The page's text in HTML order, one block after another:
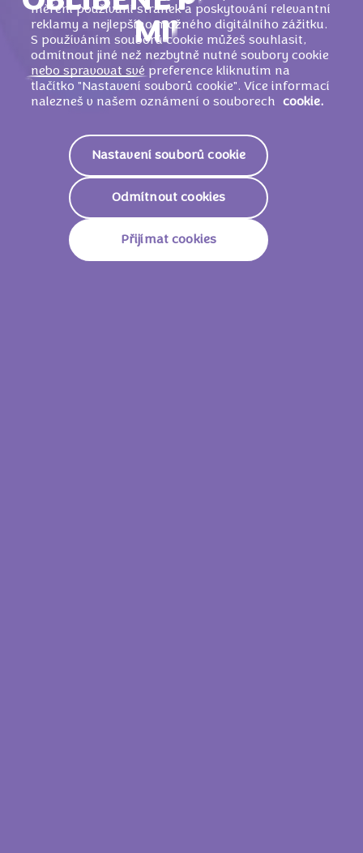
MILKA
měření používání stránek a poskytování relevantní
reklamy a nejlepšího možného digitálního zážitku.
S používáním souborů cookie můžeš souhlasit,
odmítnout jiné než nezbytně nutné soubory cookie
nebo spravovat své preference kliknutím na
tlačítko "Nastavení souborů cookie". Více informací
nalezneš v našem oznámení o souborech
cookie.
Nastavení souborů cookie
Odmítnout cookies
Přijímat cookies